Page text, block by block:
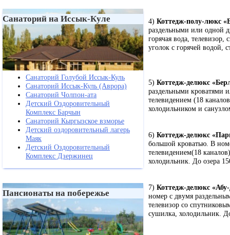
Санаторий на Иссык-Куле
Санаторий Голубой Иссык-Куль
Санаторий Иссык-Куль (Аврора)
Санаторий Чолпон-ата
Детский Оздоровительный
Комплекс Барчын
Санаторий Кыргызское взморье
Детский оздоровительный лагерь
Маяк
Детский Оздоровительный
Комплекс Дзержинец
Пансионаты на побережье
4) Коттедж-полу-люкс
раздельными или одной
горячая вода,
уголок с горячей водой,
5) Коттедж-делюкс
раздельными кроватями
телевидением (18
холодильником и
6) Коттедж-делюкс
большой кроватью. В
телевидением(18
холодильник. До озера
7) Коттедж-делюкс
номер с двумя
телевизор со
сушилка, холодильник.